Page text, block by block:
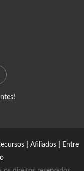
| Afiliados|
Entre